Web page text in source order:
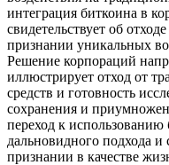
интеграция биткоина в
свидетельствует об
признании уникальных
Решение корпораций
иллюстрирует отход от
средств и готовность
сохранения и
переход к использованию
дальновидного подхода и
признании в качестве